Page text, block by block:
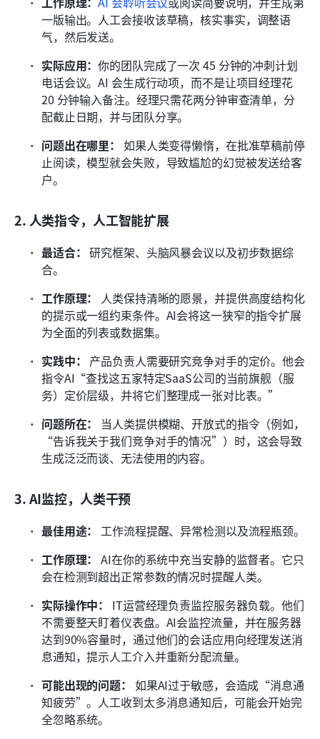
一版输出。人工会接收该草稿，核实事实，调整语
气，然后发送。
实际应用：你的团队完成了一次 45 分钟的冲刺计划
电话会议。AI 会生成行动项，而不是让项目经理花
20 分钟输入备注。经理只需花两分钟审查清单，分
配截止日期，并与团队分享。
问题出在哪里： 如果人类变得懒惰，在批准草稿前停
止阅读，模型就会失败，导致尴尬的幻觉被发送给客
户。
2. 人类指令，人工智能扩展
最适合： 研究框架、头脑风暴会议以及初步数据综
合。
工作原理：
人类保持清晰的愿景，并提供高度结构化
的提示或一组约束条件。AI会将这一狭窄的指令扩展
为全面的列表或数据集。
实践中： 产品负责人需要研究竞争对手的定价。他会
指令AI“查找这五家特定SaaS公司的当前旗舰（服
务）定价层级，并将它们整理成一张对比表。”
问题所在：
当人类提供模糊、开放式的指令（例如，
“告诉我关于我们竞争对手的情况”）时，这会导致
生成泛泛而谈、无法使用的内容。
3. AI监控，人类干预
最佳用途：
工作流程提醒、异常检测以及流程瓶颈。
工作原理： AI在你的系统中充当安静的监督者。它只
会在检测到超出正常参数的情况时提醒人类。
实际操作中：
IT运营经理负责监控服务器负载。他们
不需要整天盯着仪表盘。AI会监控流量，并在服务器
达到90%容量时，通过他们的会话应用向经理发送消
息通知，提示人工介入并重新分配流量。
可能出现的问题： 如果AI过于敏感，会造成“消息通
知疲劳”。人工收到太多消息通知后，可能会开始完
全忽略系统。